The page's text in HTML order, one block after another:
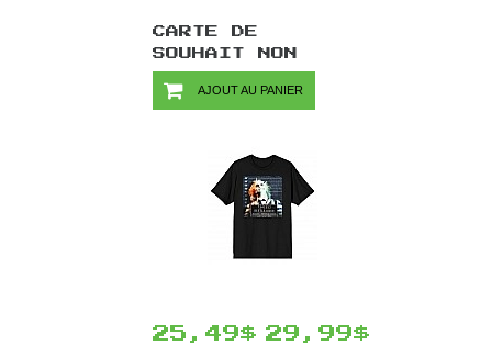
CARTE DE
SOUHAIT NON
LETTRÉE PAR
MOWCHI -
AJOUT AU PANIER
25,49$ 29,99$